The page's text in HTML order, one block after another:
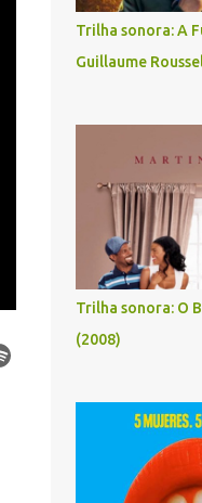
Trilha sonora: A
Guillaume
Trilha sonora: O
(2008)